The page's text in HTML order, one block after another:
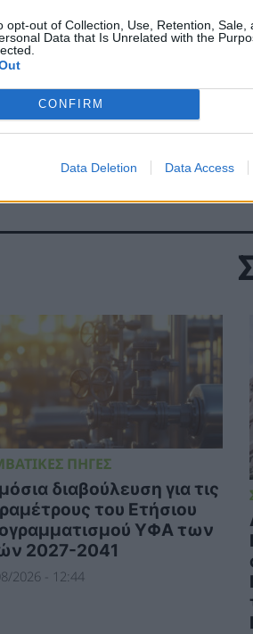
opt-out of Collection, Use, Retention, Sale,
Data that Is Unrelated with the
CONFIRM
Data Deletion Data Access
Eurobank και
την
ενέργειας
ΠΗΓΕΣ
διαβούλευση για τις
του Ετήσιου
ΥΦΑ των
2027-2041
2026 - 12:44